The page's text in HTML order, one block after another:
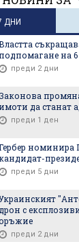
ДНИ
на 6
преди 2 дни
да станат
преди 1 ден
номинира
преди 5 дни
дрон с
преди 2 дни